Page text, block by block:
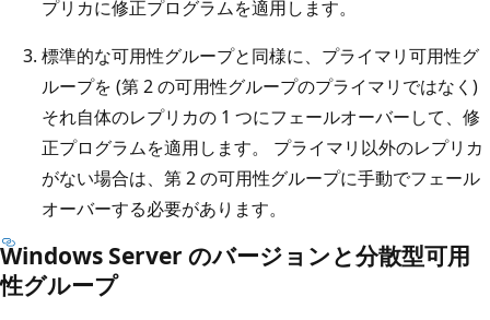
プリカに修正プログラムを適用します。
標準的な可用性グループと同様に、プライマリ可用性グ
ループを (第 2 の可用性グループのプライマリではなく)
それ自体のレプリカの 1 つにフェールオーバーして、修
正プログラムを適用します。 プライマリ以外のレプリカ
がない場合は、第 2 の可用性グループに手動でフェール
オーバーする必要があります。
Windows Server のバージョンと分散型可用
性グループ